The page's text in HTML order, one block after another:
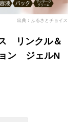
出典：ふるさとチョイス
リンクル＆
ン ジェルN